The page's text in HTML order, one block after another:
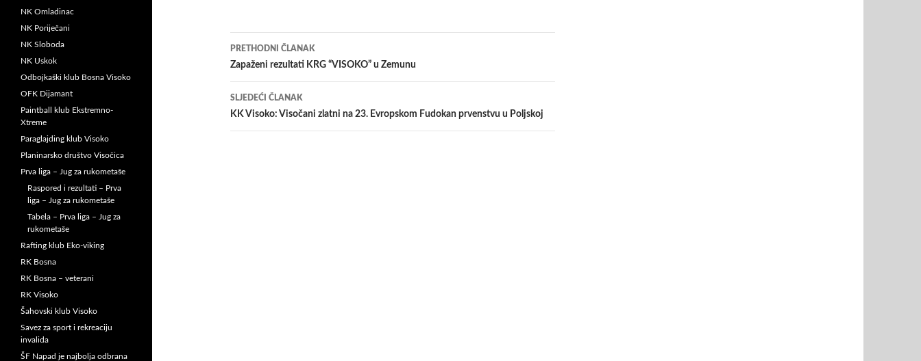
Navigacija
članaka
PRETHODNI ČLANAK
Zapaženi rezultati KRG “VISOKO” u Zemunu
SLJEDEĆI ČLANAK
KK Visoko: Visočani zlatni na 23. Evropskom Fudokan prvenstvu u Poljskoj
NK Omladinac
NK Poriječani
NK Sloboda
NK Uskok
Odbojkaški klub Bosna Visoko
OFK Dijamant
Paintball klub Ekstremno-
Xtreme
Paraglajding klub Visoko
Planinarsko društvo Visočica
Prva liga – Jug za rukometaše
Raspored i rezultati – Prva
liga – Jug za rukometaše
Tabela – Prva liga – Jug za
rukometaše
Rafting klub Eko-viking
RK Bosna
RK Bosna – veterani
RK Visoko
Šahovski klub Visoko
Savez za sport i rekreaciju
invalida
ŠF Napad je najbolja odbrana